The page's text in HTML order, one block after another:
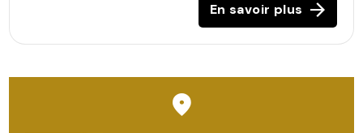
En savoir plus